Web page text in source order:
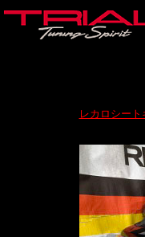
レカロシー